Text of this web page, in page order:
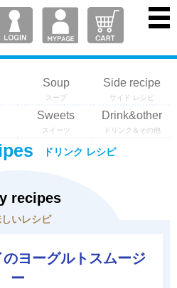
Soup
スープ
Side recipe
サイド レシピ
Sweets
スイーツ
Drink&other
ドリンク＆その他
ドリンク レシピ
recipes
いレシピ
ヨーグルトスムージ
ー